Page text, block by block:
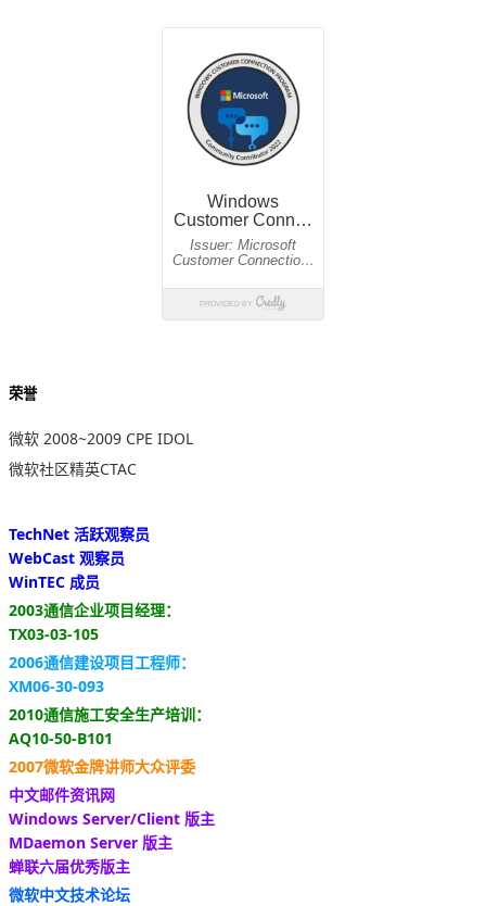
荣誉
微软 2008~2009 CPE IDOL
微软社区精英CTAC
TechNet 活跃观察员
WebCast 观察员
WinTEC 成员
2003通信企业项目经理：
TX03-03-105
2006通信建设项目工程师：
XM06-30-093
2010通信施工安全生产培训：
AQ10-50-B101
2007微软金牌讲师大众评委
中文邮件资讯网
Windows Server/Client 版主
MDaemon Server 版主
蝉联六届优秀版主
微软中文技术论坛